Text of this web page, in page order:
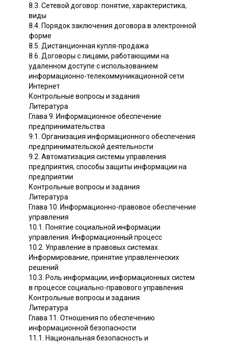
8.3. Сетевой договор: понятие, характеристика,
виды
8.4. Порядок заключения договора в электронной
форме
8.5. Дистанционная купля-продажа
8.6. Договоры с лицами, работающими на
удаленном доступе с использованием
информационно-телекоммуникационной сети
Интернет
Контрольные вопросы и задания
Литература
Глава 9. Информационное обеспечение
предпринимательства
9.1. Организация информационного обеспечения
предпринимательской деятельности
9.2. Автоматизация системы управления
предприятия, способы защиты информации на
предприятии
Контрольные вопросы и задания
Литература
Глава 10. Информационно-правовое обеспечение
управления
10.1. Понятие социальной информации
управления. Информационный процесс
10.2. Управление в правовых системах.
Информирование, принятие управленческих
решений
10.3. Роль информации, информационных систем
в процессе социально-правового управления
Контрольные вопросы и задания
Литература
Глава 11. Отношения по обеспечению
информационной безопасности
11.1. Национальная безопасность и